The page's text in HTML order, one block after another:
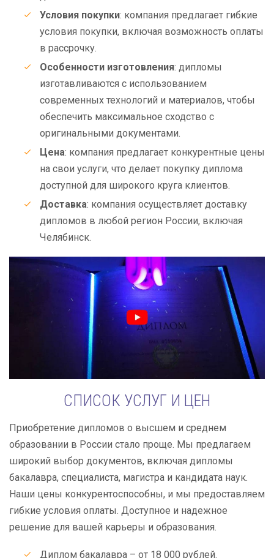
Условия покупки: компания предлагает гибкие
условия покупки, включая возможность оплаты
в рассрочку.
Особенности изготовления: дипломы
изготавливаются с использованием
современных технологий и материалов, чтобы
обеспечить максимальное сходство с
оригинальными документами.
Цена: компания предлагает конкурентные цены
на свои услуги, что делает покупку диплома
доступной для широкого круга клиентов.
Доставка: компания осуществляет доставку
дипломов в любой регион России, включая
Челябинск.
СПИСОК УСЛУГ И ЦЕН
Приобретение дипломов о высшем и среднем
образовании в России стало проще. Мы предлагаем
широкий выбор документов, включая дипломы
бакалавра, специалиста, магистра и кандидата наук.
Наши цены конкурентоспособны, и мы предоставляем
гибкие условия оплаты. Доступное и надежное
решение для вашей карьеры и образования.
Диплом бакалавра – от 18 000 рублей.